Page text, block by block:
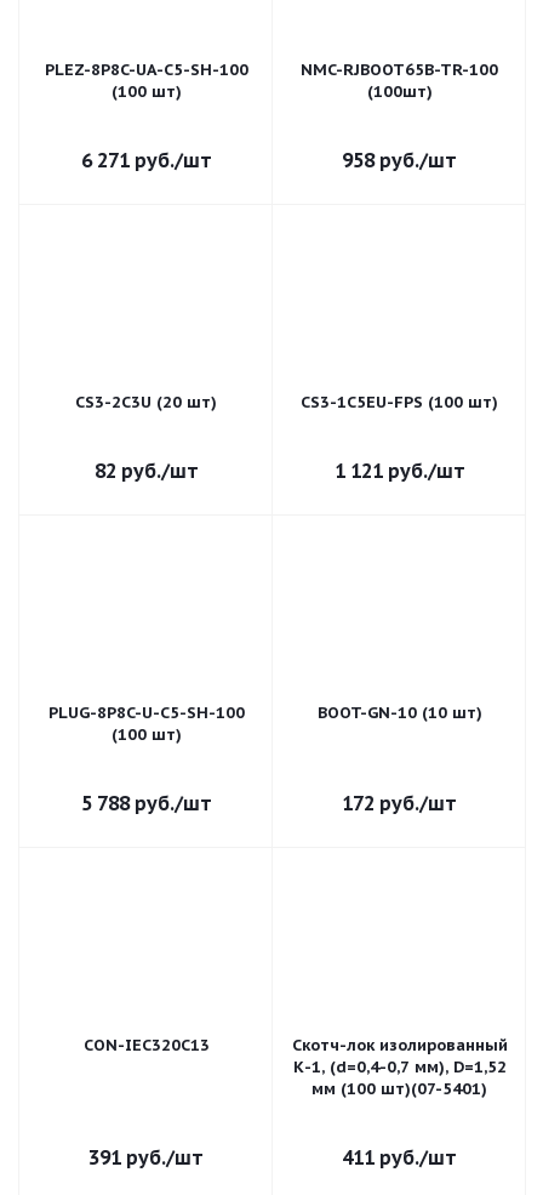
PLEZ-8P8C-UA-C5-SH-100
(100 шт)
6 271руб./шт
NMC-RJBOOT65B-TR-100
(100шт)
958руб./шт
CS3-2C3U (20 шт)
82 руб./шт
CS3-1C5EU-FPS (100 шт)
1 121руб./шт
PLUG-8P8C-U-C5-SH-100
(100 шт)
5 788руб./шт
BOOT-GN-10 (10 шт)
172 руб./шт
CON-IEC320C13
391 руб./шт
Скотч-лок изолированный
К-1, (d=0,4-0,7 мм), D=1,52
мм (100 шт)(07-5401)
411 руб./шт